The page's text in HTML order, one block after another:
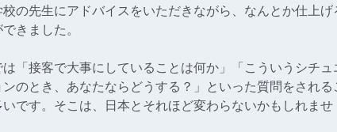
校の先生にアドバイスをいただきながら、なんとか仕上げ
きました。
は「接客で大事にしていることは何か」「こういうシチュ
ンのとき、あなたならどうする？」といった質問をされる
いです。そこは、日本とそれほど変わらないかもしれませ